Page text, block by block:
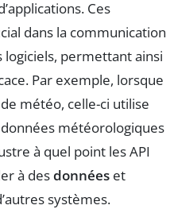
Ces
dans la communication
permettant ainsi
Par exemple, lorsque
météo, celle-ci utilise
météorologiques
à quel point les API
à desdonnées et
systèmes.